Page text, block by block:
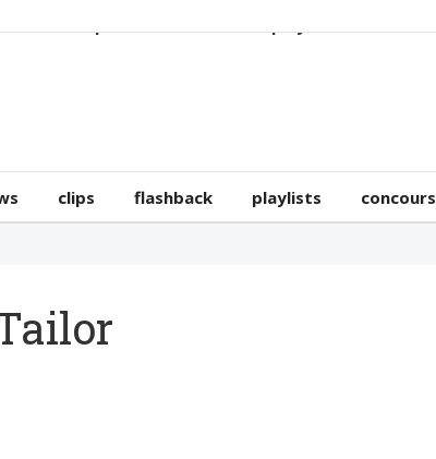
clips flashback playlists concours